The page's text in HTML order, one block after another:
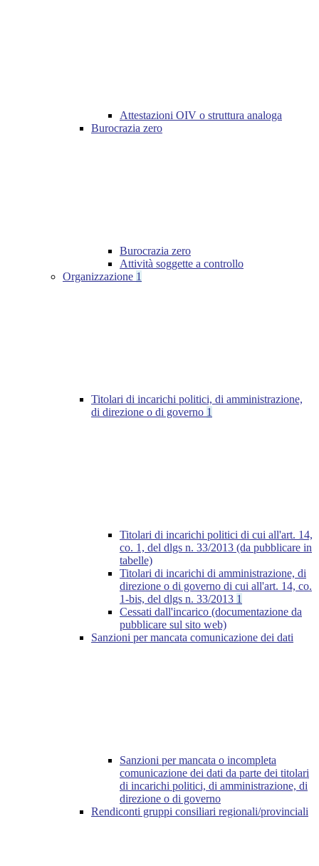
Attestazioni OIV o struttura analoga
Burocrazia zero
Burocrazia zero
Attività soggette a controllo
Organizzazione 1
Titolari di incarichi politici, di amministrazione,
di direzione o di governo 1
Titolari di incarichi politici di cui all'art. 14,
co. 1, del dlgs n. 33/2013 (da pubblicare in
tabelle)
Titolari di incarichi di amministrazione, di
direzione o di governo di cui all'art. 14, co.
1-bis, del dlgs n. 33/2013 1
Cessati dall'incarico (documentazione da
pubblicare sul sito web)
Sanzioni per mancata comunicazione dei dati
Sanzioni per mancata o incompleta
comunicazione dei dati da parte dei titolari
di incarichi politici, di amministrazione, di
direzione o di governo
Rendiconti gruppi consiliari regionali/provinciali